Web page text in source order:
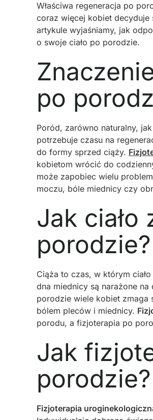
Właściwa regeneracja po
coraz więcej kobiet decyduje
artykule wyjaśniamy, jak
o swoje ciało po porodzie.
po
Poród, zarówno naturalny,
potrzebuje czasu na
do formy sprzed ciąży.
kobietom wrócić do
może zapobiec wielu
moczu, bóle miednicy czy
Jak
porodzie?
Ciąża to czas, w którym
dna miednicy są narażone
porodzie wiele kobiet zmaga
bólem pleców i miednicy.
porodu, a fizjoterapia po
Jak
porodzie?
Fizjoterapia